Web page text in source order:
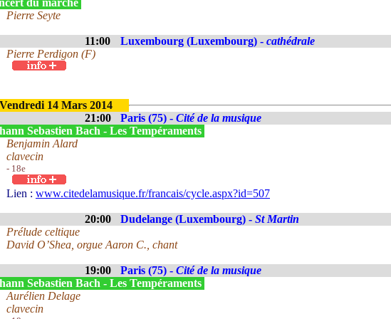
du marché
Pierre Seyte
11:00 Luxembourg (Luxembourg) - cathédrale
Pierre Perdigon (F)
Vendredi 14 Mars 2014
21:00
Paris (75) - Cité de la musique
Sebastien Bach - Les Tempéraments
Benjamin Alard
clavecin
- 18e
Lien : www.citedelamusique.fr/francais/cycle.aspx?id=507
20:00 Dudelange (Luxembourg) - St Martin
Prélude celtique
David O’Shea, orgue Aaron C., chant
19:00 Paris (75) - Cité de la musique
Sebastien Bach - Les Tempéraments
Aurélien Delage
clavecin